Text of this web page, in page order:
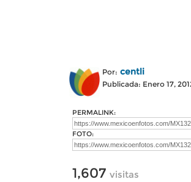
Por: centli
Publicada: Enero 17,
PERMALINK:
FOTO:
1,607 visitas